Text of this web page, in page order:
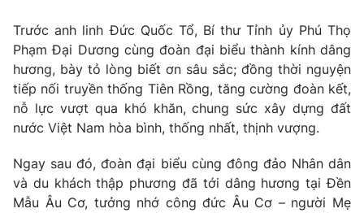
Thị trường 24h Tấm lòng Việt
VTV4 Vươn mình bằng AI
VTV9 VTV8
Liên hệ tòa soạn English
Trước anh linh Đức Quốc Tổ, Bí thư Tỉnh ủy Phú Thọ
Phạm Đại Dương cùng đoàn đại biểu thành kính dâng
hương, bày tỏ lòng biết ơn sâu sắc; đồng thời nguyện
tiếp nối truyền thống Tiên Rồng, tăng cường đoàn kết,
nỗ lực vượt qua khó khăn, chung sức xây dựng đất
nước Việt Nam hòa bình, thống nhất, thịnh vượng.
Ngay sau đó, đoàn đại biểu cùng đông đảo Nhân dân
và du khách thập phương đã tới dâng hương tại Đền
Mẫu Âu Cơ, tưởng nhớ công đức Âu Cơ – người Mẹ